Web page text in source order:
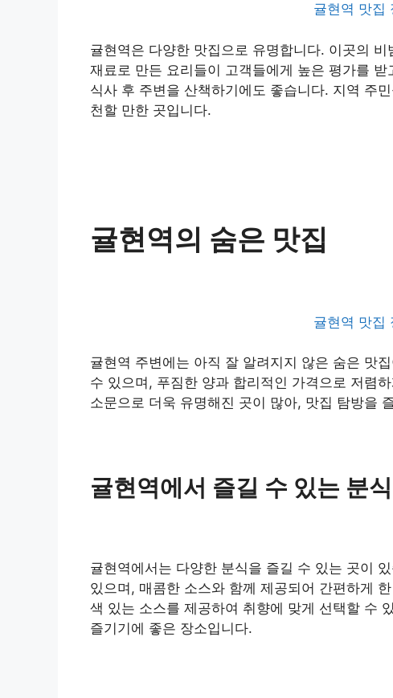
귤현역 맛집
귤현역은 다양한 맛집으로 유명합니다. 이곳의
재료로 만든 요리들이 고객들에게 높은 평가를
식사 후 주변을 산책하기에도 좋습니다. 지역 주
천할 만한 곳입니다.
귤현역의 숨은 맛집
귤현역 맛집
귤현역 주변에는 아직 잘 알려지지 않은 숨은 맛
수 있으며, 푸짐한 양과 합리적인 가격으로 저렴
소문으로 더욱 유명해진 곳이 많아, 맛집 탐방을
귤현역에서 즐길 수 있는 분식
귤현역에서는 다양한 분식을 즐길 수 있는 곳이
있으며, 매콤한 소스와 함께 제공되어 간편하게
색 있는 소스를 제공하여 취향에 맞게 선택할 수
즐기기에 좋은 장소입니다.